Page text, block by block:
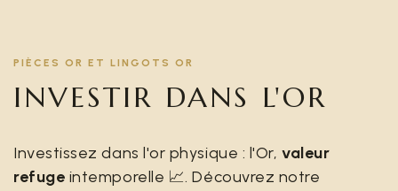
PIÈCES OR ET LINGOTS OR
INVESTIR DANS L'OR
Investissez dans l'or physique : l'Or,valeur
refuge intemporelle 📈. Découvrez notre